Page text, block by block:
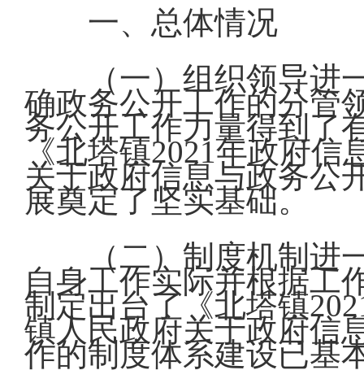
一、总体情况
（一）组织领导进
确政务公开工作的分管
务公开工作力量得到了
《北塔镇2021年政府信
关于政府信息与政务公
展奠定了坚实基础。
（二）制度机制
自身工作实际并根据工
制定出台了《北塔镇
镇人民政府关于政府信
作的制度体系建设已基